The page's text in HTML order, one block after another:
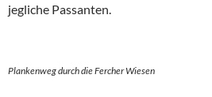
jegliche Passanten.
Plankenweg durch die Fercher Wiesen